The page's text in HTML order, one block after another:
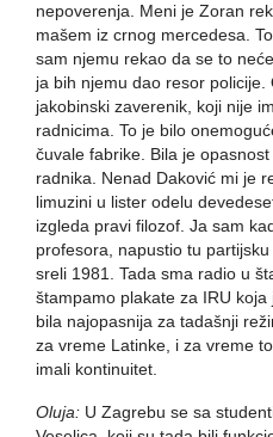
nepoverenja. Meni je Zoran
mašem iz crnog mercedesa.
sam njemu rekao da se to
ja bih njemu dao resor
jakobinski zaverenik, koji nije
radnicima. To je bilo
čuvale fabrike. Bila je
radnika. Nenad Daković mi je
limuzini u lister odelu
izgleda pravi filozof. Ja sam
profesora, napustio tu
sreli 1981. Tada sma radio u
štampamo plakate za IRU
bila najopasnija za tadašnji
za vreme Latinke, i za vreme
imali kontinuitet.
Oluja: U Zagrebu se sa